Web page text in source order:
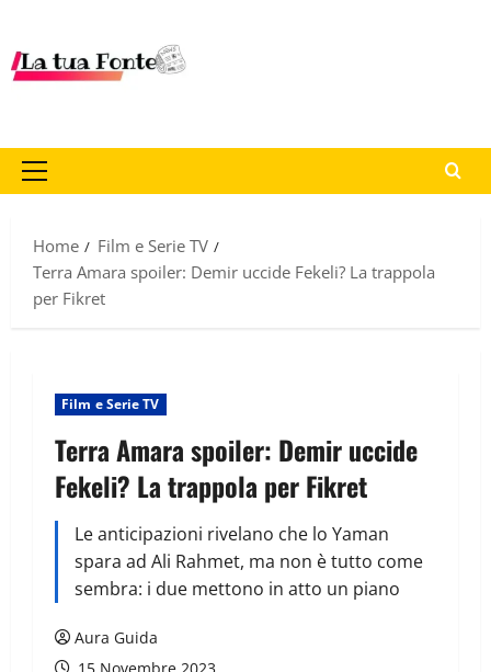
Home
Film e Serie TV
Terra Amara spoiler: Demir uccide Fekeli? La trappola
per Fikret
Film e Serie TV
Terra Amara spoiler: Demir uccide
Fekeli? La trappola per Fikret
Le anticipazioni rivelano che lo Yaman
spara ad Ali Rahmet, ma non è tutto come
sembra: i due mettono in atto un piano
Aura Guida